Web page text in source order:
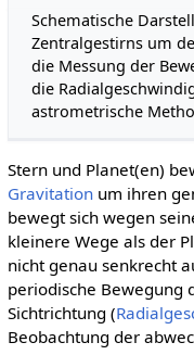
Schematische
Zentral­gestirns um
die Messung der
die
astrometrische
Stern und Planet(en)
Gravitationum ihren
bewegt sich wegen
kleinere Wege als der
nicht genau senkrecht
periodische Bewegung
Sichtrichtung (
Beobachtung der